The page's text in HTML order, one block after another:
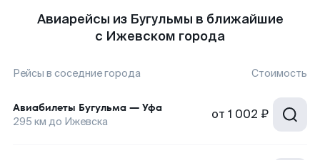
Авиарейсы из Бугульмы в ближайшие
с Ижевском города
Рейсы в соседние города Стоимость
Авиабилеты Бугульма — Уфа
295 км до Ижевска от 1 002 ₽